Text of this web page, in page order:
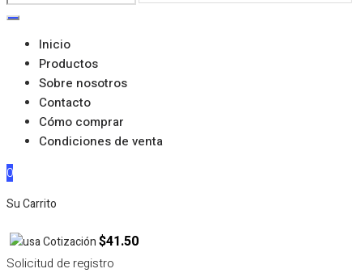
Inicio
Productos
Sobre nosotros
Contacto
Cómo comprar
Condiciones de venta
0
Su Carrito
Cotización$41.50
Solicitud de registro